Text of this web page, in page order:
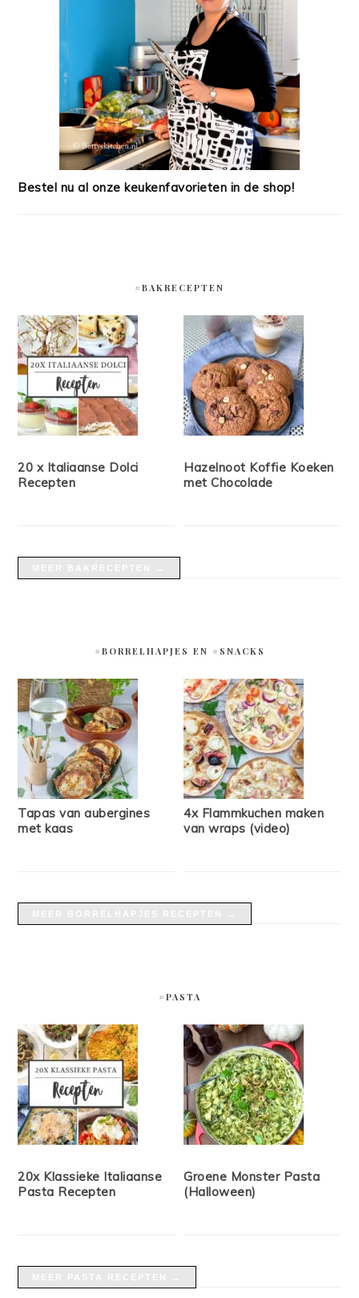
Bestel nu al onze keukenfavorieten in de shop!
#BAKRECEPTEN
20 x Italiaanse Dolci
Recepten
Hazelnoot Koffie Koeken
met Chocolade
#BORRELHAPJES EN #SNACKS
Tapas van aubergines
met kaas
4x Flammkuchen maken
van wraps (video)
#PASTA
20x Klassieke Italiaanse
Pasta Recepten
Groene Monster Pasta
(Halloween)